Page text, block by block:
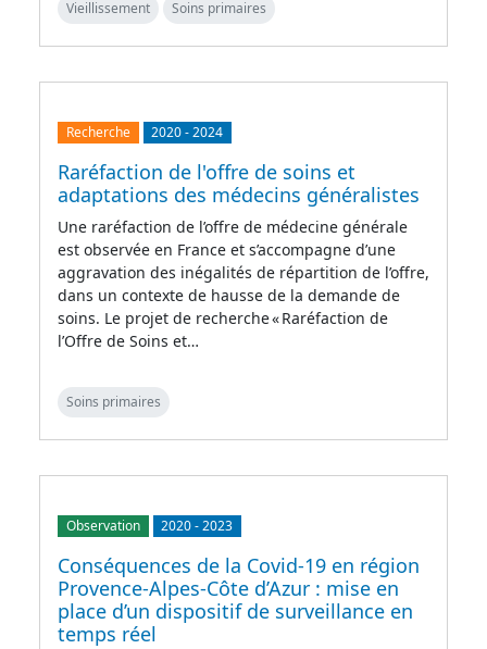
Vieillissement Soins primaires
Recherche 2020-2024
Raréfaction de l'offre de soins et
adaptations des médecins généralistes
Une raréfaction de l’offre de médecine générale
est observée en France et s’accompagne d’une
aggravation des inégalités de répartition de l’offre,
dans un contexte de hausse de la demande de
soins. Le projet de recherche « Raréfaction de
l’Offre de Soins et…
Soins primaires
Observation 2020-2023
Conséquences de la Covid-19 en région
Provence-Alpes-Côte d’Azur : mise en
place d’un dispositif de surveillance en
temps réel